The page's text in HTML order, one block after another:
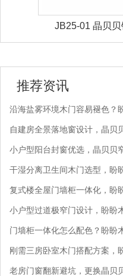
JB25-03 晶贝
推荐资讯
沿海盐雾环境木门容易褪色？
自建房全景落地窗设计，晶贝
小户型阳台封窗优选，晶贝贝
干湿分离卫生间木门选型，盼
复式楼全屋门墙柜一体化，盼
小户型过道极窄门设计，盼盼
门墙柜一体化怎么配色？盼盼
刚需三房卧室木门搭配方案，
老房门窗翻新避坑，更换晶贝